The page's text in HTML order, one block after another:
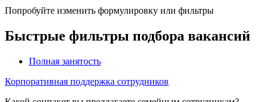
Попробуйте изменить формулировку или фильтры
Быстрые фильтры подбора вакансий
Полная занятость
Корпоративная поддержка сотрудников